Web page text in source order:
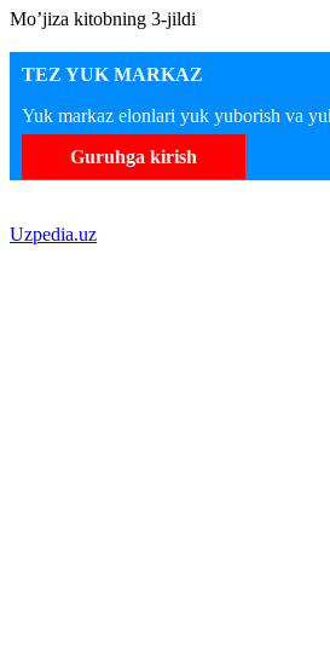
Mo’jiza kitobning 3-jildi
TEZ YUK MARKAZ
Yuk markaz elonlari yuk yuborish va
Guruhga kirish
Uzpedia.uz